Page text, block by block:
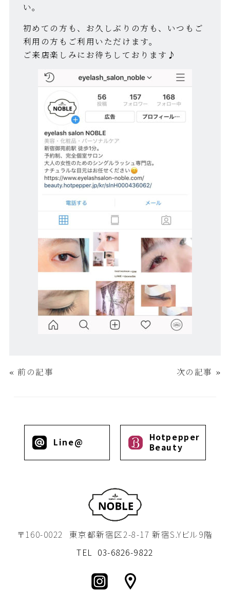
い。
初めての方も、お久しぶりの方も、いつもご
利用の方もご利用いただけます。
ご来店楽しみにお待ちしております♪
«前の記事 次の記事 »
Line@
Hotpepper
Beauty
〒160-0022
東京都新宿区2-8-17 新宿S.Yビル9階
TEL 03-6826-9822